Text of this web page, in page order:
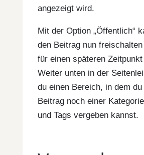
angezeigt wird.
Mit der Option „Öffentlich“
den Beitrag nun
für einen späteren Zeitpunkt
Weiter unten in der
du einen Bereich, in dem du
Beitrag noch einer
und Tags vergeben kannst.